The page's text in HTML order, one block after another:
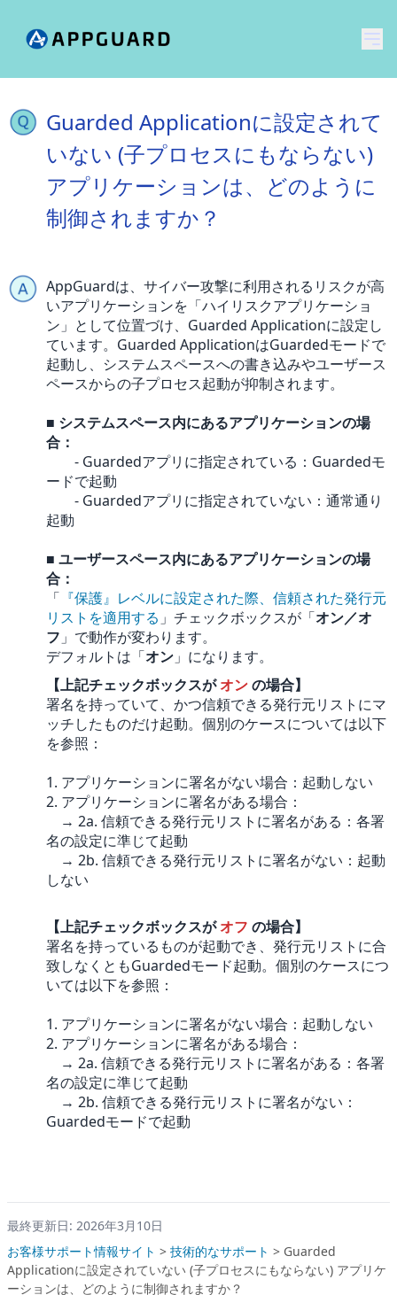
メ
Guarded Applicationに設定されて
いない (子プロセスにもならない)
アプリケーションは、どのように
制御されますか？
AppGuardは、サイバー攻撃に利用されるリスクが高
いアプリケーションを「ハイリスクアプリケーショ
ン」として位置づけ、Guarded Applicationに設定し
ています。Guarded ApplicationはGuardedモードで
起動し、システムスペースへの書き込みやユーザース
ペースからの子プロセス起動が抑制されます。
■ システムスペース内にあるアプリケーションの場
合：
- Guardedアプリに指定されている：Guardedモ
ードで起動
- Guardedアプリに指定されていない：通常通り
起動
■ ユーザースペース内にあるアプリケーションの場
合：
「 『保護』レベルに設定された際、信頼された発行元
リストを適用する 」チェックボックスが「オン／オ
フ 」で動作が変わります。
デフォルトは「オン 」になります。
【上記チェックボックスがオンの場合】
署名を持っていて、かつ信頼できる発行元リストにマ
ッチしたものだけ起動。個別のケースについては以下
を参照：
1. アプリケーションに署名がない場合：起動しない
2. アプリケーションに署名がある場合：
→ 2a. 信頼できる発行元リストに署名がある：各署
名の設定に準じて起動
→ 2b. 信頼できる発行元リストに署名がない：起動
しない
【上記チェックボックスがオフ の場合】
署名を持っているものが起動でき、発行元リストに合
致しなくともGuardedモード起動。個別のケースにつ
いては以下を参照：
1. アプリケーションに署名がない場合：起動しない
2. アプリケーションに署名がある場合：
→ 2a. 信頼できる発行元リストに署名がある：各署
名の設定に準じて起動
→ 2b. 信頼できる発行元リストに署名がない：
Guardedモードで起動
最終更新日: 2026年3月10日
お客様サポート情報サイト > 技術的なサポート > Guarded
Applicationに設定されていない (子プロセスにもならない) アプリケ
ーションは、どのように制御されますか？